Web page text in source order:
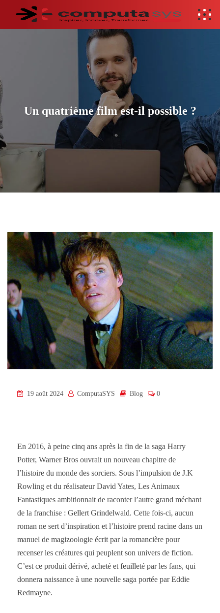
Un quatrième film est-il possible ?
19 août 2024 ComputaSYS Blog 0
En 2016, à peine cinq ans après la fin de la saga Harry
Potter, Warner Bros ouvrait un nouveau chapitre de
l’histoire du monde des sorciers. Sous l’impulsion de J.K
Rowling et du réalisateur David Yates, Les Animaux
Fantastiques ambitionnait de raconter l’autre grand méchant
de la franchise : Gellert Grindelwald. Cette fois-ci, aucun
roman ne sert d’inspiration et l’histoire prend racine dans un
manuel de magizoologie écrit par la romancière pour
recenser les créatures qui peuplent son univers de fiction.
C’est ce produit dérivé, acheté et feuilleté par les fans, qui
donnera naissance à une nouvelle saga portée par Eddie
Redmayne.